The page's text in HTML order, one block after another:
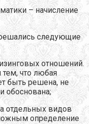
– начисление
следующие
отношений.
тем, что любая
быть решена, не
обоснована;
отдельных видов
определение